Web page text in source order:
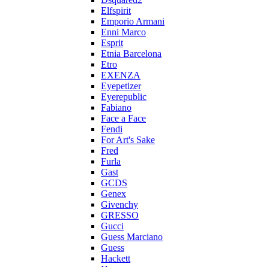
Elfspirit
Emporio Armani
Enni Marco
Esprit
Etnia Barcelona
Etro
EXENZA
Eyepetizer
Eyerepublic
Fabiano
Face a Face
Fendi
For Art's Sake
Fred
Furla
Gast
GCDS
Genex
Givenchy
GRESSO
Gucci
Guess Marciano
Guess
Hackett